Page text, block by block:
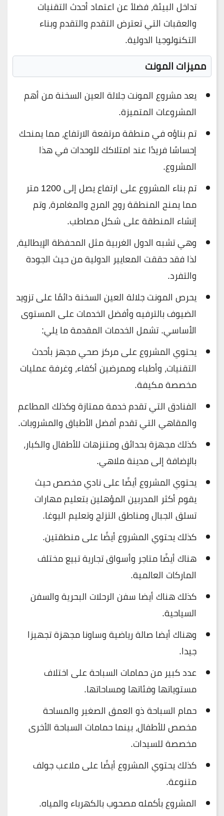
تداخل البيئة، فضلاً عن اعتماد أحدث التقنيات
والعقبات التي تعترض التقدم والتقدم وبناء
التكنولوجيا الدولية.
مميزاتالمونت
يعد مشروع المونت جلالة العين السخنة من أهم
المشروعات المتميزة.
تم بناؤه في منطقة مرتفعة الارتفاع، مما يمنحك
إحساسًا فريدًا عند امتلاكك للوحدات في هذا
المشروع.
تم بناء المشروع على ارتفاع يصل إلى 1200 متر
مما يمنح المنطقة روح المرح والمغامرة، وتم
إنشاء المنطقة على شكل مصاطب.
وهي تشبه الدول الغربية مثل المحفظة الإيطالية،
لذا فقد حققت المعايير الدولية من حيث الجودة
والتفرد.
يحرص المونت جلالة العين السخنة دائمًا على تزويد
الضيوف بالترفيه وأفضل الخدمات على المستوى
الأساسي. تشمل الخدمات المقدمة ما يلي:
يحتوي المشروع على مركز صحي مجهز بأحدث
التقنيات، وأطباء وممرضين أكفاء، وغرفة عمليات
مخصصة مكيفة.
الفنادق التي تقدم خدمة ممتازة وكذلك المطاعم
والمقاهي التي تقدم أفضل الأطباق والمشروبات.
كذلك مجهزة بحدائق ومتنزهات للأطفال والكبار،
بالإضافة إلى مدينة ملاهي.
يحتوي المشروع أيضًا على نادي مخصص حيث
يقوم أكثر المدربين المؤهلين بتعليم مهارات
تسلق الجبال ومناطق التزلج وتعليم اليوغا.
كذلك يحتوي المشروع أيضًا على منطقتين.
هناك أيضًا متاجر وأسواق تجارية تبيع مختلف
الماركات العالمية.
كذلك هناك أيضا سفن الرحلات البحرية والسفن
السياحية.
وهناك أيضا صالة رياضية وساونا مجهزة تجهيزا
جيدا.
عدد كبير من حمامات السباحة على اختلاف
مستوياتها وفئاتها ومساحاتها.
حمام السباحة ذو العمق الصغير والمساحة
مخصص للأطفال، بينما حمامات السباحة الأخرى
مخصصة للسيدات.
كذلك يحتوي المشروع أيضًا على ملاعب جولف
متنوعة.
المشروع بأكمله مصحوب بالكهرباء والمياه.